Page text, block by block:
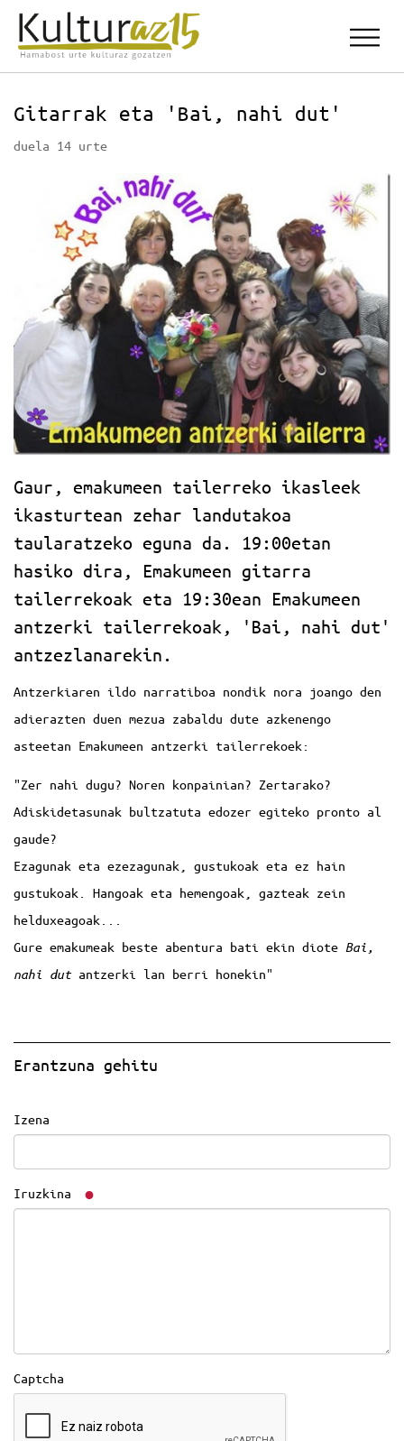
Gitarrak eta 'Bai, nahi dut'
duela 14 urte
Gaur, emakumeen tailerreko ikasleek
ikasturtean zehar landutakoa
taularatzeko eguna da. 19:00etan
hasiko dira, Emakumeen gitarra
tailerrekoak eta 19:30ean Emakumeen
antzerki tailerrekoak, 'Bai, nahi dut'
antzezlanarekin.
Antzerkiaren ildo narratiboa nondik nora joango den
adierazten duen mezua zabaldu dute azkenengo
asteetan Emakumeen antzerki tailerrekoek:
"Zer nahi dugu? Noren konpainian? Zertarako?
Adiskidetasunak bultzatuta edozer egiteko pronto al
gaude?
Ezagunak eta ezezagunak, gustukoak eta ez hain
gustukoak. Hangoak eta hemengoak, gazteak zein
helduxeagoak...
Gure emakumeak beste abentura bati ekin diote Bai,
nahi dut antzerki lan berri honekin"
Erantzuna gehitu
Izena
Iruzkina
Captcha